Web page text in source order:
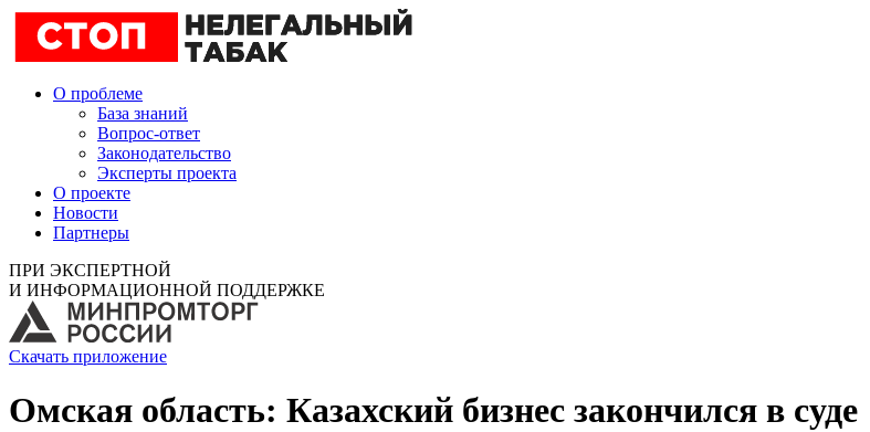
О проблеме
База знаний
Вопрос-ответ
Законодательство
Эксперты проекта
О проекте
Новости
Партнеры
ПРИ ЭКСПЕРТНОЙ
И ИНФОРМАЦИОННОЙ ПОДДЕРЖКЕ
Скачать приложение
Омская область: Казахский бизнес закончился в суде